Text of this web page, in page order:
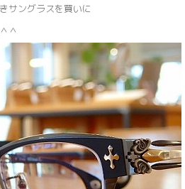
サングラスを買いに
＾